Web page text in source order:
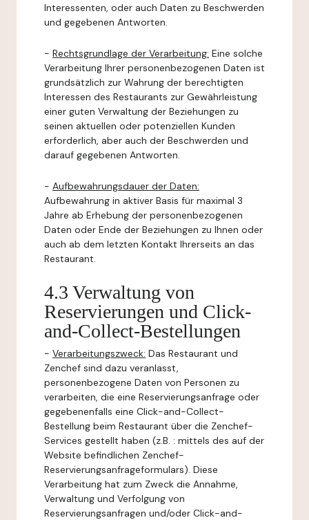
Interessenten, oder auch Daten zu Beschwerden
und gegebenen Antworten.
- Rechtsgrundlage der Verarbeitung: Eine solche
Verarbeitung Ihrer personenbezogenen Daten ist
grundsätzlich zur Wahrung der berechtigten
Interessen des Restaurants zur Gewährleistung
einer guten Verwaltung der Beziehungen zu
seinen aktuellen oder potenziellen Kunden
erforderlich, aber auch der Beschwerden und
darauf gegebenen Antworten.
- Aufbewahrungsdauer der Daten:
Aufbewahrung in aktiver Basis für maximal 3
Jahre ab Erhebung der personenbezogenen
Daten oder Ende der Beziehungen zu Ihnen oder
auch ab dem letzten Kontakt Ihrerseits an das
Restaurant.
4.3 Verwaltung von
Reservierungen und Click-
and-Collect-Bestellungen
- Verarbeitungszweck: Das Restaurant und
Zenchef sind dazu veranlasst,
personenbezogene Daten von Personen zu
verarbeiten, die eine Reservierungsanfrage oder
gegebenenfalls eine Click-and-Collect-
Bestellung beim Restaurant über die Zenchef-
Services gestellt haben (z.B. : mittels des auf der
Website befindlichen Zenchef-
Reservierungsanfrageformulars). Diese
Verarbeitung hat zum Zweck die Annahme,
Verwaltung und Verfolgung von
Reservierungsanfragen und/oder Click-and-